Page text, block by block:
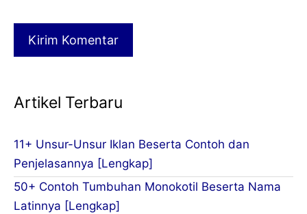
Artikel Terbaru
11+ Unsur-Unsur Iklan Beserta Contoh dan
Penjelasannya [Lengkap]
50+ Contoh Tumbuhan Monokotil Beserta Nama
Latinnya [Lengkap]